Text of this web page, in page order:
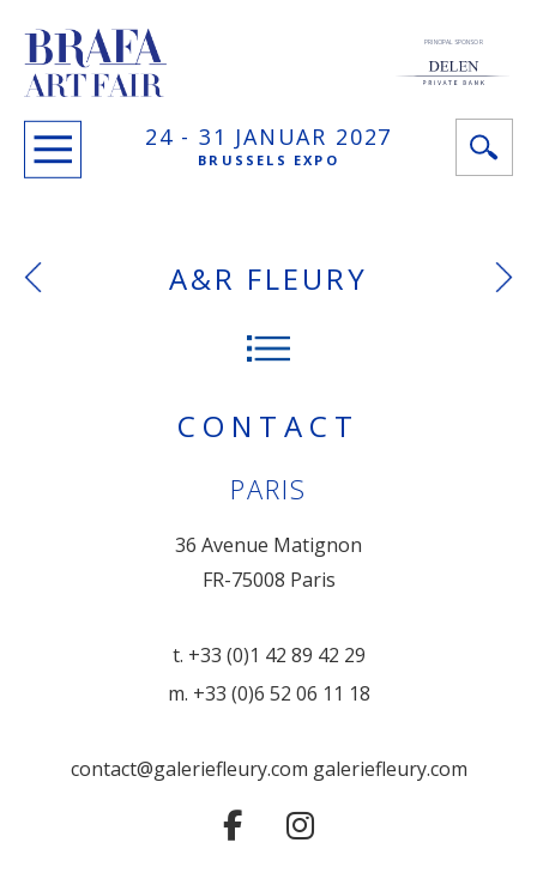
24 - 31 JANUAR 2027
BRUSSELS EXPO
PRINCIPAL SPONSOR
A&R FLEURY
CONTACT
PARIS
36 Avenue Matignon
FR-75008 Paris
t. +33 (0)1 42 89 42 29
m. +33 (0)6 52 06 11 18
contact@galeriefleury.com galeriefleury.com